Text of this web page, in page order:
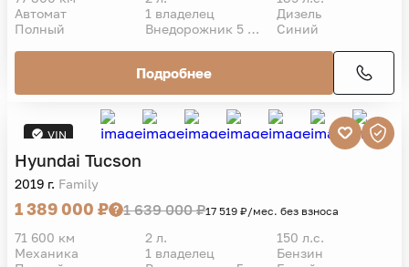
Автомат
1 владелец
Дизель
Полный
Внедорожник 5 дв. Синий
Подробнее
VIN